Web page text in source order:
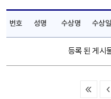
번호 성명 수상명 수상일
등록 된 게시